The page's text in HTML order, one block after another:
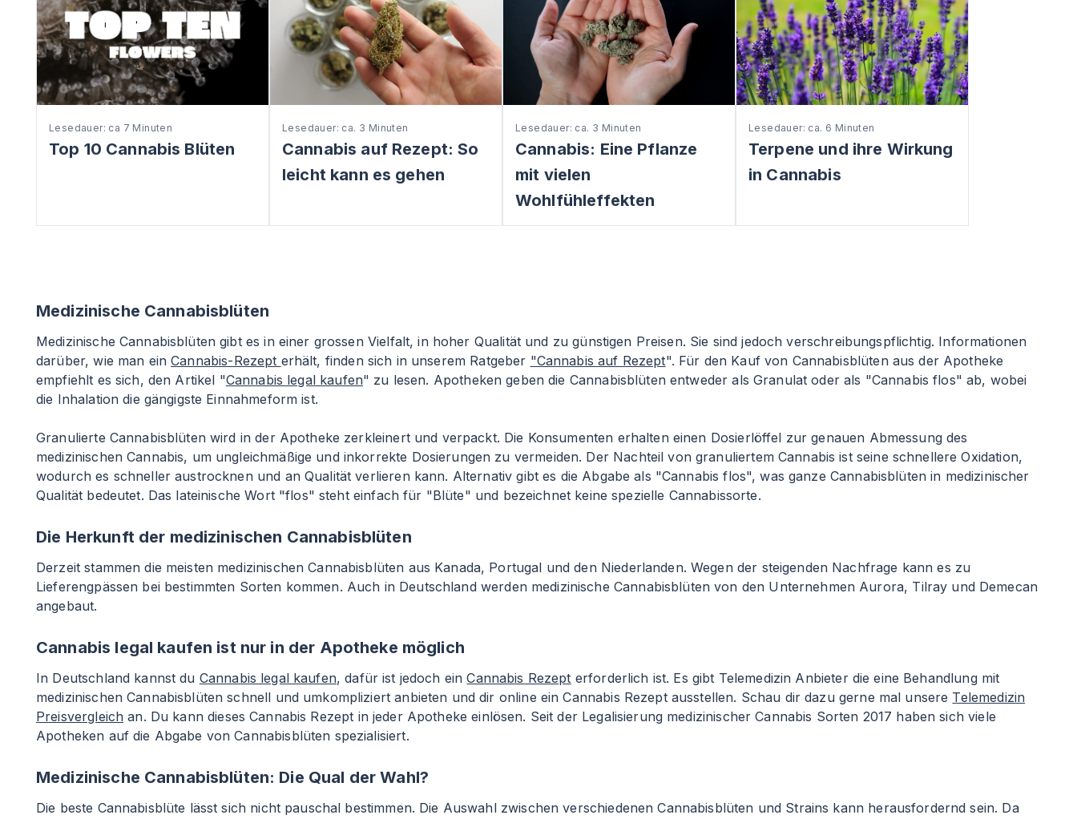
Lesedauer: ca 7 Minuten
Top 10 Cannabis Blüten
Lesedauer: ca. 3 Minuten
Cannabis auf Rezept: So
leicht kann es gehen
Lesedauer: ca. 3 Minuten
Cannabis: Eine Pflanze
mit vielen
Wohlfühleffekten
Lesedauer: ca. 6 Minuten
Terpene und ihre Wirkung
in Cannabis
Medizinische Cannabisblüten
Medizinische Cannabisblüten gibt es in einer grossen Vielfalt, in hoher Qualität und zu günstigen Preisen. Sie sind jedoch verschreibungspflichtig. Informationen
darüber, wie man einCannabis-Rezept erhält, finden sich in unserem Ratgeber "Cannabis auf Rezept". Für den Kauf von Cannabisblüten aus der Apotheke
empfiehlt es sich, den Artikel "Cannabis legal kaufen" zu lesen. Apotheken geben die Cannabisblüten entweder als Granulat oder als "Cannabis flos" ab, wobei
die Inhalation die gängigste Einnahmeform ist.
Granulierte Cannabisblüten wird in der Apotheke zerkleinert und verpackt. Die Konsumenten erhalten einen Dosierlöffel zur genauen Abmessung des
medizinischen Cannabis, um ungleichmäßige und inkorrekte Dosierungen zu vermeiden. Der Nachteil von granuliertem Cannabis ist seine schnellere Oxidation,
wodurch es schneller austrocknen und an Qualität verlieren kann. Alternativ gibt es die Abgabe als "Cannabis flos", was ganze Cannabisblüten in medizinischer
Qualität bedeutet. Das lateinische Wort "flos" steht einfach für "Blüte" und bezeichnet keine spezielle Cannabissorte.
Die Herkunft der medizinischen Cannabisblüten
Derzeit stammen die meisten medizinischen Cannabisblüten aus Kanada, Portugal und den Niederlanden. Wegen der steigenden Nachfrage kann es zu
Lieferengpässen bei bestimmten Sorten kommen. Auch in Deutschland werden medizinische Cannabisblüten von den Unternehmen Aurora, Tilray und Demecan
angebaut.
Cannabis legal kaufen ist nur in der Apotheke möglich
In Deutschland kannst du Cannabis legal kaufen, dafür ist jedoch einCannabis Rezept erforderlich ist. Es gibt Telemedizin Anbieter die eine Behandlung mit
medizinischen Cannabisblüten schnell und umkompliziert anbieten und dir online ein Cannabis Rezept ausstellen. Schau dir dazu gerne mal unsere Telemedizin
Preisvergleich an. Du kann dieses Cannabis Rezept in jeder Apotheke einlösen. Seit der Legalisierung medizinischer Cannabis Sorten 2017 haben sich viele
Apotheken auf die Abgabe von Cannabisblüten spezialisiert.
Medizinische Cannabisblüten: Die Qual der Wahl?
Die beste Cannabisblüte lässt sich nicht pauschal bestimmen. Die Auswahl zwischen verschiedenen Cannabisblüten und Strains kann herausfordernd sein. Da